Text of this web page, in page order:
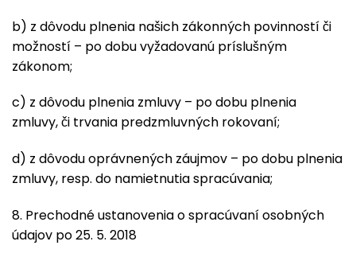
b) z dôvodu plnenia našich zákonných povinností či
možností – po dobu vyžadovanú príslušným
zákonom;
c) z dôvodu plnenia zmluvy – po dobu plnenia
zmluvy, či trvania predzmluvných rokovaní;
d) z dôvodu oprávnených záujmov – po dobu plnenia
zmluvy, resp. do namietnutia spracúvania;
8. Prechodné ustanovenia o spracúvaní osobných
údajov po 25. 5. 2018